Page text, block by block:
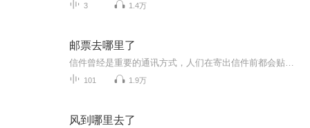
3 1.4万
邮票去哪里了
101 1.9万
风到哪里去了